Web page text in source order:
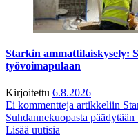
Starkin ammattilaiskysely:
työvoimapulaan
Kirjoitettu 6.8.2026
Ei kommentteja artikkeliin
Suhdannekuopasta
Lisää uutisia